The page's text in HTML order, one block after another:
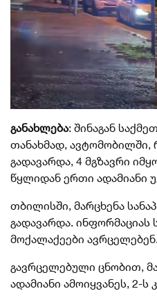
განახლება: შინაგან
თანახმად, ავტომობილში,
გადავარდა, 4 მგზავრი
წყლიდან ერთი ადამიანი
თბილისში, მარცხენა
გადავარდა.
მოქალაქეები
გავრცელებული ცნობით,
ადამიანი ამოიყვანეს, 2-ს